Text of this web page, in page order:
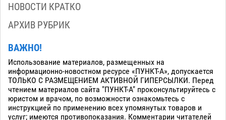
НОВОСТИ КРАТКО
АРХИВ РУБРИК
ВАЖНО!
Использование материалов, размещенных на
информационно-новостном ресурсе «ПУНКТ-А», допускается
ТОЛЬКО С РАЗМЕЩЕНИЕМ АКТИВНОЙ ГИПЕРСЫЛКИ. Перед
чтением материалов сайта "ПУНКТ-А" проконсультируйтесь с
юристом и врачом, по возможности ознакомьтесь с
инструкцией по применению всех упомянутых товаров и
услуг; имеются противопоказания. Комментарии читателей